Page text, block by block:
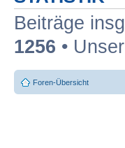
Beiträge
1256 •
Foren-Übersicht